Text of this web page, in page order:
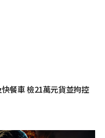
餐車 檢21萬元貨並拘控